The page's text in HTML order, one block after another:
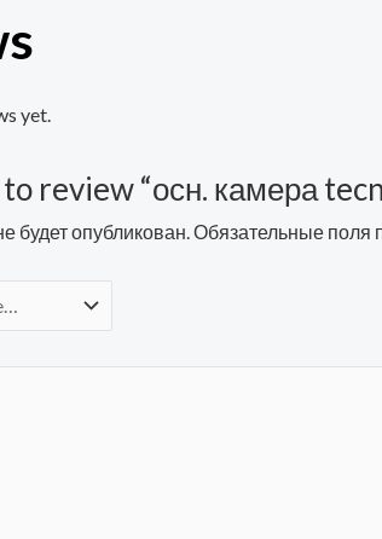
yet.
review “осн. камера
будет опубликован.Обязательные поля